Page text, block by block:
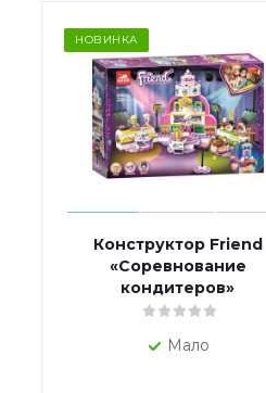
НОВИНКА
Конструктор Friend
«Соревнование
кондитеров»
Мало